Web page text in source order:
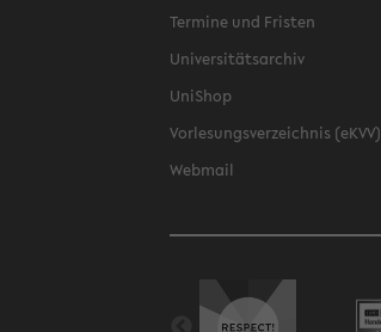
Termine und Fristen
Universitätsarchiv
UniShop
Vorlesungsverzeichnis (eKVV)
Webmail